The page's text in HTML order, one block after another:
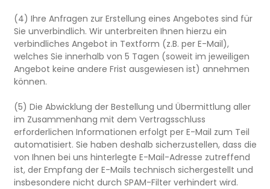
(4) Ihre Anfragen zur Erstellung eines Angebotes sind für
Sie unverbindlich. Wir unterbreiten Ihnen hierzu ein
verbindliches Angebot in Textform (z.B. per E-Mail),
welches Sie innerhalb von 5 Tagen (soweit im jeweiligen
Angebot keine andere Frist ausgewiesen ist) annehmen
können.
(5) Die Abwicklung der Bestellung und Übermittlung aller
im Zusammenhang mit dem Vertragsschluss
erforderlichen Informationen erfolgt per E-Mail zum Teil
automatisiert. Sie haben deshalb sicherzustellen, dass die
von Ihnen bei uns hinterlegte E-Mail-Adresse zutreffend
ist, der Empfang der E-Mails technisch sichergestellt und
insbesondere nicht durch SPAM-Filter verhindert wird.